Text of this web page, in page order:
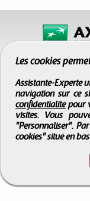
CGV
Assistante-
Les cookies
Assistante-Experte
navigation sur ce
confidentialitépour
visites. Vous
"Personnaliser".
cookies" situé en